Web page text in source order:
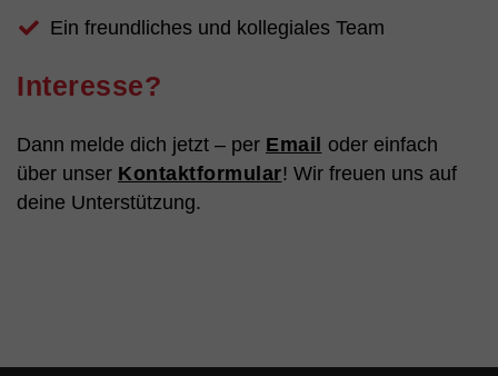
Ein freundliches und kollegiales Team
Interesse?
Dann melde dich jetzt – per Email oder einfach
über unser Kontaktformular! Wir freuen uns auf
deine Unterstützung.